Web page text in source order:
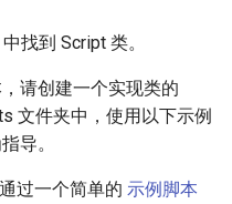
中找到 Script 类。
请创建一个实现类的
文件夹中，使用以下示例
导。
过一个简单的 示例脚本